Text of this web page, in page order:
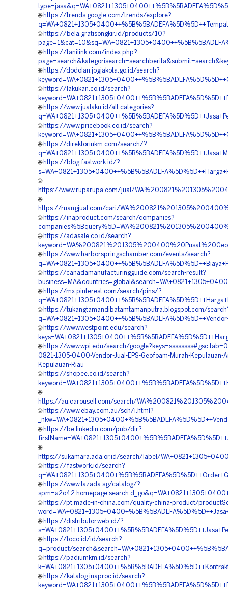
🌐 https://trends.google.com/trends/explore?
🌐 https://bela.gratisongkir.id/products/10?
🌐 https://tanilink.com/index.php?
🌐 https://dodolan.jogjakota.go.id/search?
🌐 https://lakukan.co.id/search?
🌐 https://www.jualaku.id/all-categories?
🌐 https://www.pricebook.co.id/search?
🌐 https://direktoriukm.com/search/?
🌐 https://blog.fastwork.id/?
🌐
https://www.ruparupa.com/jual/
🌐
https://ruangjual.com/cari/
🌐 https://inaproduct.com/search/companies?
🌐 https://adasale.co.id/search?
🌐 https://www.harborspringschamber.com/events/search?
🌐 https://canadamanufacturingguide.com/search-result?
🌐 https://mx.pinterest.com/search/pins/?
🌐 https://tukangtamandibatamtamanputra.blogspot.com/
🌐 https://www.westpoint.edu/search?
🌐 https://www.wpi.edu/search/
0821-1305-0400-Vendor-Jual-EPS-Geofoam-Murah-Kepulauan-
Kepulauan-Riau
🌐 https://shopee.co.id/search?
🌐
https://au.carousell.com/search/
🌐 https://www.ebay.com.au/sch/i.html?
🌐 https://be.linkedin.com/pub/dir?
🌐
https://sukamara.ada.or.id/search/label/
🌐 https://fastwork.id/search?
🌐 https://www.lazada.sg/catalog/?
🌐 https://pt.made-in-china.com/quality-china-product/
🌐 https://distributor.web.id/?
🌐 https://toco.id/id/search?
q=product/
🌐 https://padiumkm.id/search?
🌐 https://katalog.inaproc.id/search?